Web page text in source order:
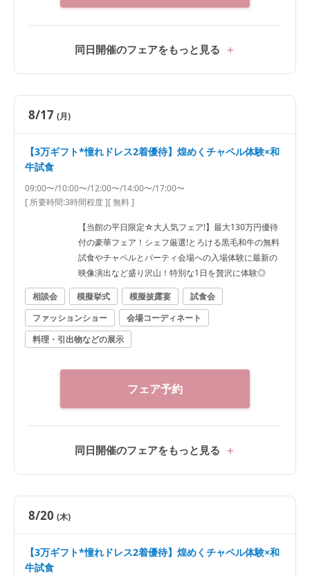
同日開催のフェアをもっと見る
8/17 (月)
【3万ギフト*憧れドレス2着優待】煌めくチャペル体験×和
牛試食
09:00〜/10:00〜/12:00〜/14:00〜/17:00〜
[ 所要時間:3時間程度][ 無料 ]
【当館の平日限定☆大人気フェア!】最大130万円優待
付の豪華フェア！シェフ厳選!とろける黒毛和牛の無料
試食やチャペルとパーティ会場への入場体験に最新の
映像演出など盛り沢山！特別な1日を贅沢に体験◎
相談会
模擬挙式 模擬披露宴
試食会
ファッションショー
会場コーディネート
料理・引出物などの展示
フェア予約
同日開催のフェアをもっと見る
8/20 (木)
【3万ギフト*憧れドレス2着優待】煌めくチャペル体験×和
牛試食